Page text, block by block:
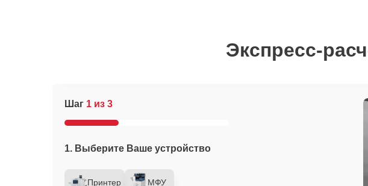
Экспресс-
Шаг 1 из 3
1. Выберите Ваше устройство
Принтер МФУ